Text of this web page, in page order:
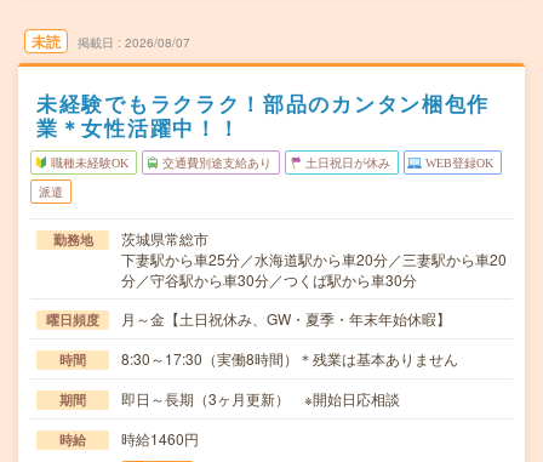
未読 掲載日 2026/08/07
未経験でもラクラク！部品のカンタン梱包作
業＊女性活躍中！！
職種未経験OK 交通費別途支給あり 土日祝日が休み WEB登録OK
派遣
勤務地
茨城県常総市
下妻駅から車25分／水海道駅から車20分／三妻駅から車20
分／守谷駅から車30分／つくば駅から車30分
曜日頻度 月～金【土日祝休み、GW・夏季・年末年始休暇】
時間 8:30～17:30（実働8時間）＊残業は基本ありません
期間 即日～長期（3ヶ月更新） ※開始日応相談
時給 時給1460円